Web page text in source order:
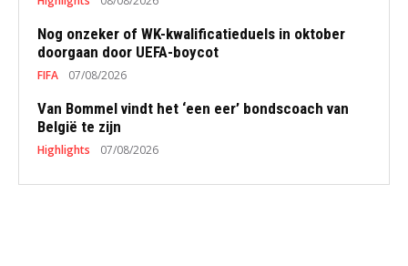
Nog onzeker of WK-kwalificatieduels in oktober
doorgaan door UEFA-boycot
FIFA 07/08/2026
Van Bommel vindt het ‘een eer’ bondscoach van
België te zijn
Highlights 07/08/2026